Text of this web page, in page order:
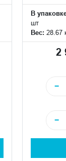
В
шт
Вес: 28.67
2
−
−